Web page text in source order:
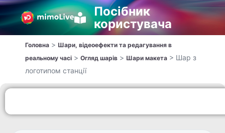
Посібник
користувача
Головна > Шари, відеоефекти та редагування в
реальному часі > Огляд шарів > Шари макета > Шар з
логотипом станції